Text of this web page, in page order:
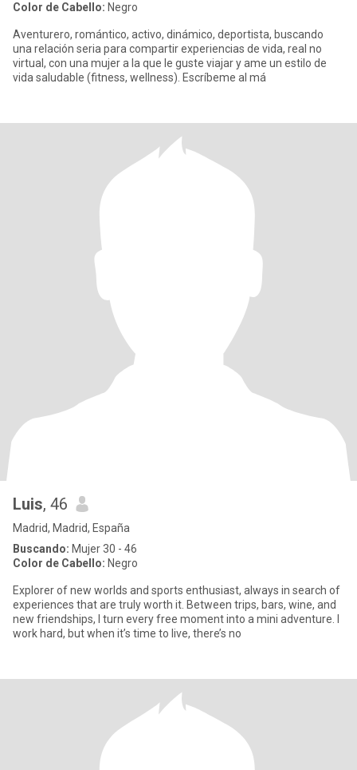
Color de Cabello: Negro
Aventurero, romántico, activo, dinámico, deportista, buscando
una relación seria para compartir experiencias de vida, real no
virtual, con una mujer a la que le guste viajar y ame un estilo de
vida saludable (fitness, wellness). Escríbeme al má
Luis, 46
Madrid, Madrid, España
Buscando: Mujer 30 - 46
Color de Cabello: Negro
Explorer of new worlds and sports enthusiast, always in search of
experiences that are truly worth it. Between trips, bars, wine, and
new friendships, I turn every free moment into a mini adventure. I
work hard, but when it’s time to live, there’s no